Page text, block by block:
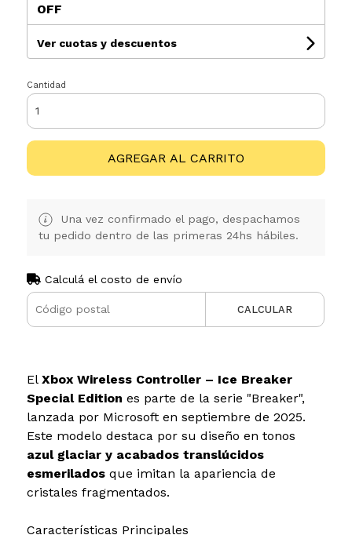
OFF
Ver cuotas y descuentos
Cantidad
AGREGAR AL CARRITO
Una vez confirmado el pago, despachamos
tu pedido dentro de las primeras 24hs hábiles.
Calculá el costo de envío
CALCULAR
El Xbox Wireless Controller – Ice Breaker
Special Edition es parte de la serie "Breaker",
lanzada por Microsoft en septiembre de 2025.
Este modelo destaca por su diseño en tonos
azul glaciar y acabados translúcidos
esmeriladosque imitan la apariencia de
cristales fragmentados.
Características Principales